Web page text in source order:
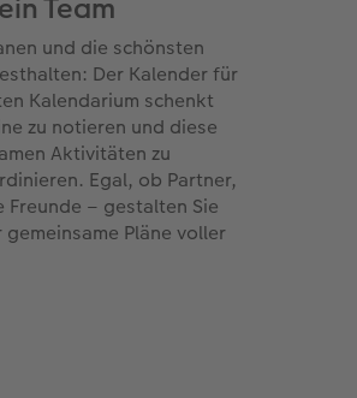
und die schönsten
Der Kalender für
Kalendarium schenkt
zu notieren und diese
Aktivitäten zu
Egal, ob Partner,
Freunde – gestalten Sie
Pläne voller